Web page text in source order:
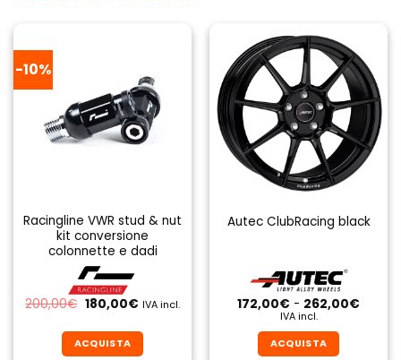
-10%
Racingline VWR stud & nut
kit conversione
colonnette e dadi
200,00€ Il
prezzo
era:
200,00€.
180,00€Il
è:
180,00€.
IVA incl.
ACQUISTA
Autec ClubRacing black
172,00€ - 262,00€Fascia
IVA incl.
ACQUISTA